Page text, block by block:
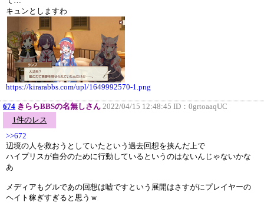
キュンとしますわ
https://kirarabbs.com/upl/1649992570-1.png
674 きららBBSの名無しさん 2022/04/15 12:48:45 ID： 0grtoaaqUC
1件のレス
>>672
辺境の人を救おうとしていたという過去回想を挟んだ上で
ハイプリスが自分のために行動しているというのはないんじゃないかな
あ
メディアもグルであの回想は嘘ですという展開はさすがにプレイヤーの
ヘイト稼ぎすぎると思うｗ